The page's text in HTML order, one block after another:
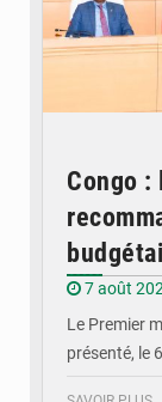
Congo
7 août
Le Premier
présenté, le